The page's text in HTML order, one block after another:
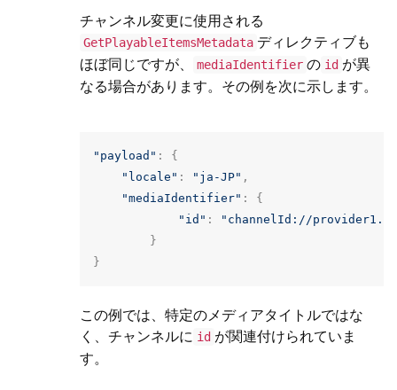
チャンネル変更に使用される
GetPlayableItemsMetadata ディレクティブも
ほぼ同じですが、
mediaIdentifier の id が異
なる場合があります。その例を次に示します。
"payload" :
{
"locale" : "ja-JP" ,
"mediaIdentifier" :
{
"id" :
"channelId://
}
}
この例では、特定のメディアタイトルではな
く、チャンネルに id が関連付けられていま
す。